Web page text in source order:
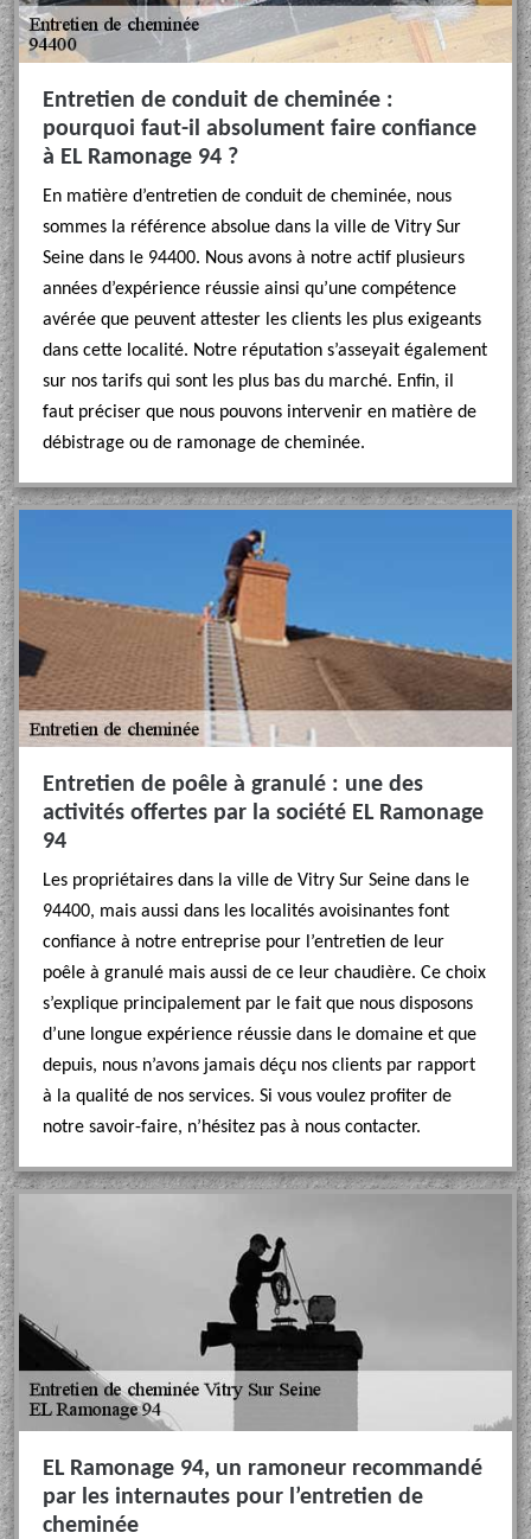
Entretien de conduit de cheminée :
pourquoi faut-il absolument faire confiance
à EL Ramonage 94 ?
En matière d’entretien de conduit de cheminée, nous
sommes la référence absolue dans la ville de Vitry Sur
Seine dans le 94400. Nous avons à notre actif plusieurs
années d’expérience réussie ainsi qu’une compétence
avérée que peuvent attester les clients les plus exigeants
dans cette localité. Notre réputation s’asseyait également
sur nos tarifs qui sont les plus bas du marché. Enfin, il
faut préciser que nous pouvons intervenir en matière de
débistrage ou de ramonage de cheminée.
Entretien de poêle à granulé : une des
activités offertes par la société EL Ramonage
94
Les propriétaires dans la ville de Vitry Sur Seine dans le
94400, mais aussi dans les localités avoisinantes font
confiance à notre entreprise pour l’entretien de leur
poêle à granulé mais aussi de ce leur chaudière. Ce choix
s’explique principalement par le fait que nous disposons
d’une longue expérience réussie dans le domaine et que
depuis, nous n’avons jamais déçu nos clients par rapport
à la qualité de nos services. Si vous voulez profiter de
notre savoir-faire, n’hésitez pas à nous contacter.
EL Ramonage 94, un ramoneur recommandé
par les internautes pour l’entretien de
cheminée